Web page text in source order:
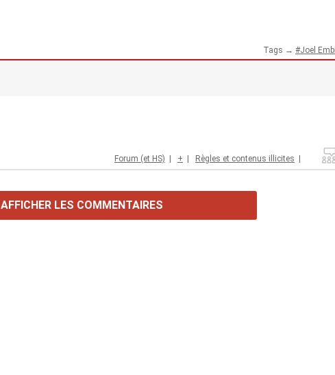
Tags → Joel
Forum (et HS) | + | Règles et contenus illicites |
AFFICHER LES COMMENTAIRES